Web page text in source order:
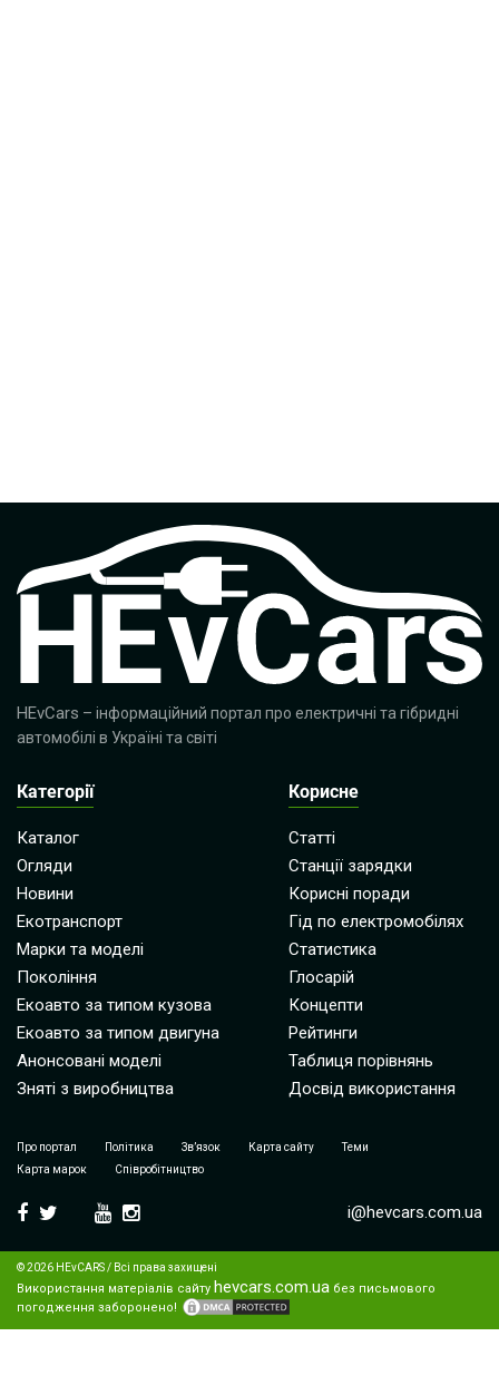
HEvCars – інформаційний портал про електричні та гібридні
автомобілі в Україні та світі
Категорії
Каталог
Огляди
Новини
Екотранспорт
Марки та моделі
Покоління
Екоавто за типом кузова
Екоавто за типом двигуна
Анонсовані моделі
Зняті з виробництва
Корисне
Статті
Станції зарядки
Корисні поради
Гід по електромобілях
Статистика
Глосарій
Концепти
Рейтинги
Таблиця порівнянь
Досвід використання
Про портал Політика Зв’язок Карта сайту
Теми
Карта марок
Співробітництво
i@hevcars.com.ua
© 2026 HEvCARS / Всі права захищені
Використання матеріалів сайту hevcars.com.ua без письмового
погодження заборонено!